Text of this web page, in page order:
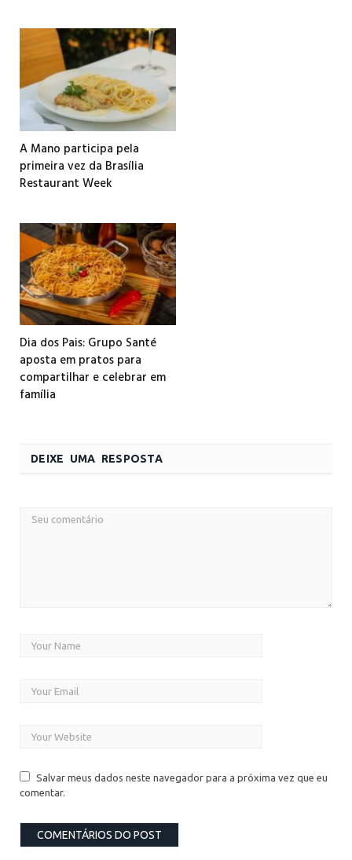
A Mano participa pela
primeira vez da Brasília
Restaurant Week
Dia dos Pais: Grupo Santé
aposta em pratos para
compartilhar e celebrar em
família
DEIXE UMA RESPOSTA
Salvar meus dados neste navegador para a próxima vez que eu
comentar.